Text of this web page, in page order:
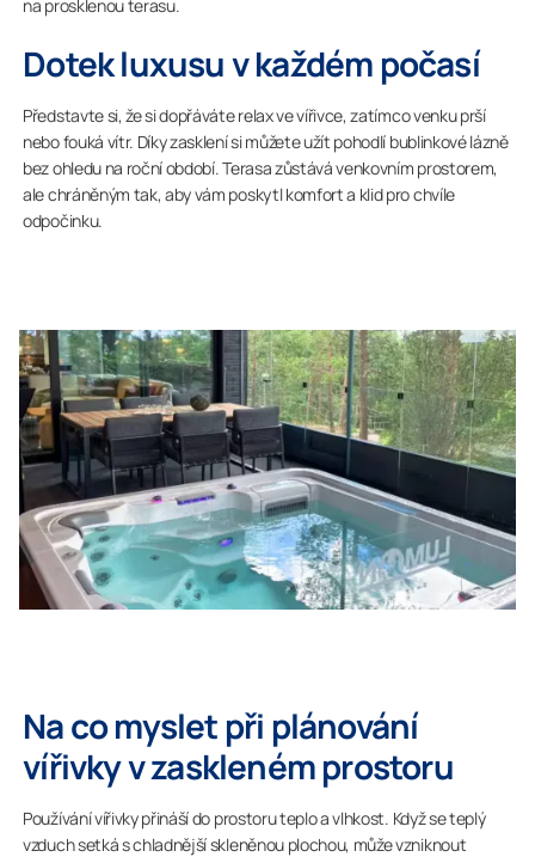
na prosklenou terasu.
Dotek luxusu v každém počasí
Představte si, že si dopřáváte relax ve vířivce, zatímco venku prší
nebo fouká vítr. Díky zasklení si můžete užít pohodlí bublinkové lázně
bez ohledu na roční období. Terasa zůstává venkovním prostorem,
ale chráněným tak, aby vám poskytl komfort a klid pro chvíle
odpočinku.
Na co myslet při plánování
vířivky v zaskleném prostoru
Používání vířivky přináší do prostoru teplo a vlhkost. Když se teplý
vzduch setká s chladnější skleněnou plochou, může vzniknout